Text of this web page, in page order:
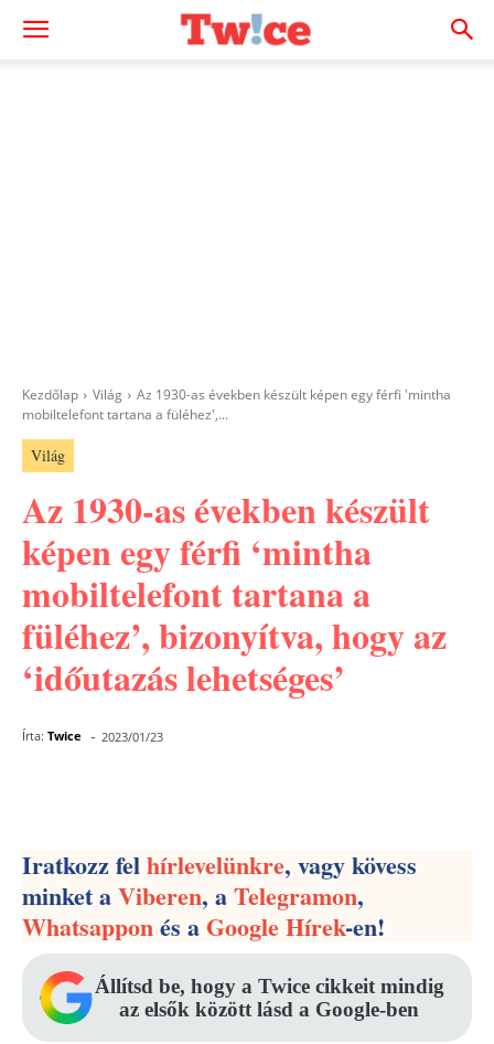
Kezdőlap Világ
Az 1930-as években készült képen egy férfi 'mintha
mobiltelefont tartana a füléhez',...
Világ
Az 1930-as években készült
képen egy férfi ‘mintha
mobiltelefont tartana a
füléhez’, bizonyítva, hogy az
‘időutazás lehetséges’
Írta: Twice - 2023/01/23
Iratkozz felhírlevelünkre, vagy kövess
minket aViberen, aTelegramon,
Whatsapponés aGoogle Hírek-en!
Állítsd be, hogy a Twice cikkeit mindig
az elsők között lásd a Google-ben